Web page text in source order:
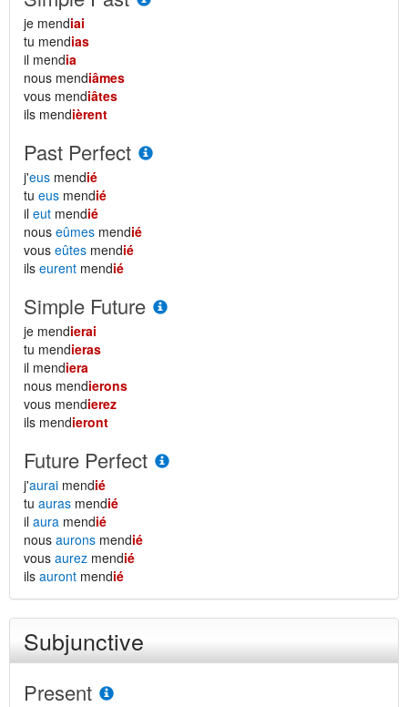
je mendiai
tu mendias
il mendia
nous mendiâmes
vous mendiâtes
ils mendièrent
Past Perfect
j'eus mendié
tu eus mendié
il eut mendié
nous eûmes mendié
vous eûtes mendié
ils eurent mendié
Simple Future
je mendierai
tu mendieras
il mendiera
nous mendierons
vous mendierez
ils mendieront
Future Perfect
j'aurai mendié
tu auras mendié
il aura mendié
nous aurons mendié
vous aurez mendié
ils auront mendié
Subjunctive
Present